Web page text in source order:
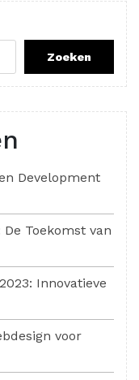
Zoeken
Development
Toekomst van
Innovatieve
voor